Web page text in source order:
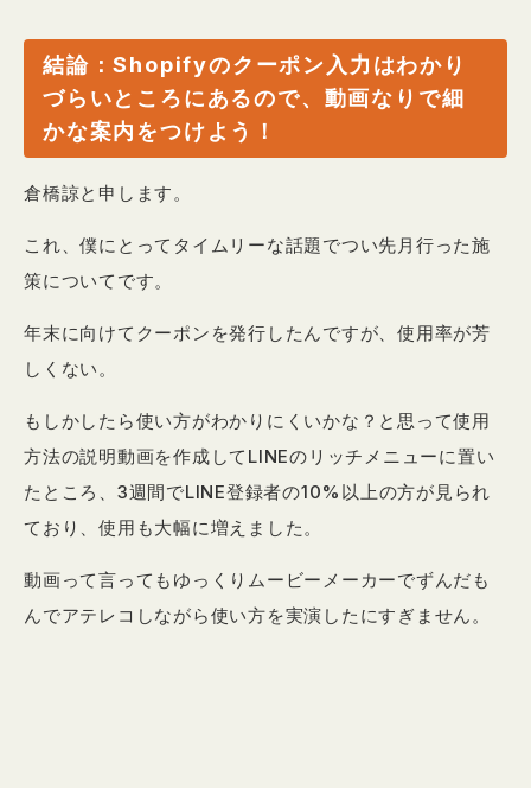
結論：Shopifyのクーポン入力はわかり
づらいところにあるので、動画なりで細
かな案内をつけよう！
倉橋諒と申します。
これ、僕にとってタイムリーな話題でつい先月行った施
策についてです。
年末に向けてクーポンを発行したんですが、使用率が芳
しくない。
もしかしたら使い方がわかりにくいかな？と思って使用
方法の説明動画を作成してLINEのリッチメニューに置い
たところ、3週間でLINE登録者の10%以上の方が見られ
ており、使用も大幅に増えました。
動画って言ってもゆっくりムービーメーカーでずんだも
んでアテレコしながら使い方を実演したにすぎません。